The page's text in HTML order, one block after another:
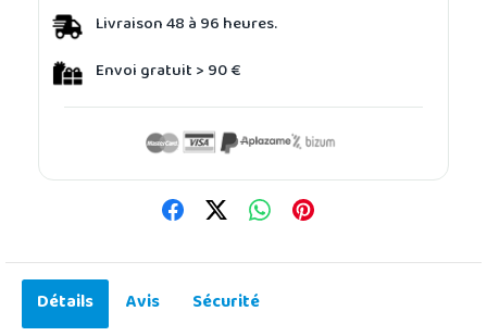
Livraison 48 à 96 heures.
Envoi gratuit > 90 €
Détails Avis
Sécurité